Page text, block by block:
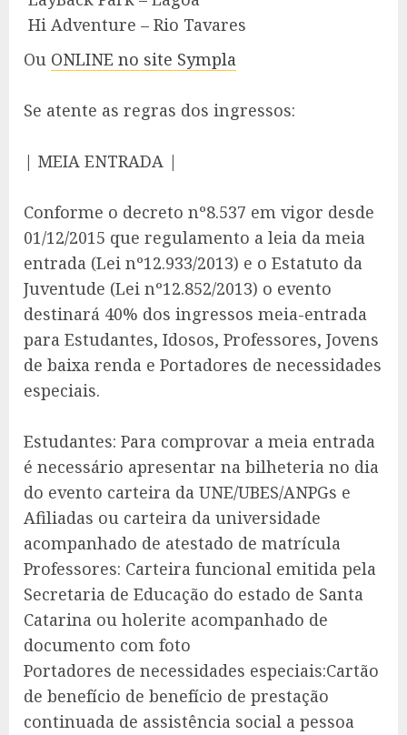
Hi Adventure – Rio Tavares
Ou ONLINE no site Sympla
Se atente as regras dos ingressos:
| MEIA ENTRADA |
Conforme o decreto nº8.537 em vigor desde
01/12/2015 que regulamento a leia da meia
entrada (Lei nº12.933/2013) e o Estatuto da
Juventude (Lei nº12.852/2013) o evento
destinará 40% dos ingressos meia-entrada
para Estudantes, Idosos, Professores, Jovens
de baixa renda e Portadores de necessidades
especiais.
Estudantes: Para comprovar a meia entrada
é necessário apresentar na bilheteria no dia
do evento carteira da UNE/UBES/ANPGs e
Afiliadas ou carteira da universidade
acompanhado de atestado de matrícula
Professores: Carteira funcional emitida pela
Secretaria de Educação do estado de Santa
Catarina ou holerite acompanhado de
documento com foto
Portadores de necessidades especiais:Cartão
de benefício de benefício de prestação
continuada de assistência social a pessoa